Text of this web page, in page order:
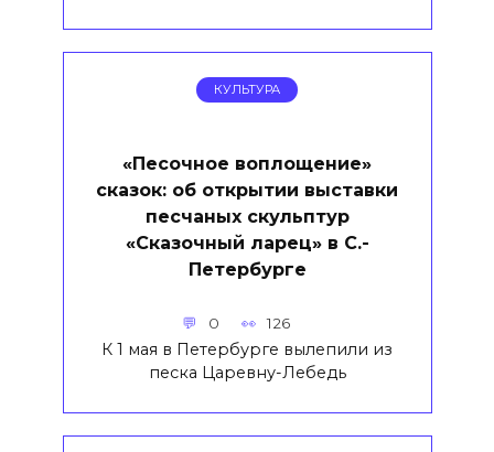
КУЛЬТУРА
«Песочное воплощение»
сказок: об открытии выставки
песчаных скульптур
«Сказочный ларец» в С.-
Петербурге
0 126
К 1 мая в Петербурге вылепили из
песка Царевну-Лебедь